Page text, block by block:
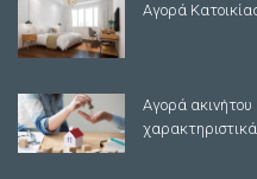
Αγορά
Αγορά ακινήτου